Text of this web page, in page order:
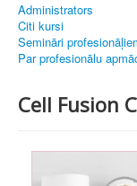
Administrators
Citi kursi
Semināri
Par profesionālu
Cell Fusion С